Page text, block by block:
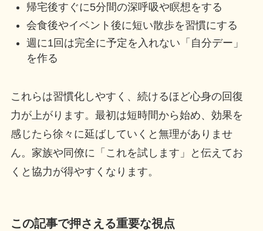
帰宅後すぐに5分間の深呼吸や瞑想をする
会食後やイベント後に短い散歩を習慣にする
週に1回は完全に予定を入れない「自分デー」
を作る
これらは習慣化しやすく、続けるほど心身の回復
力が上がります。最初は短時間から始め、効果を
感じたら徐々に延ばしていくと無理がありませ
ん。家族や同僚に「これを試します」と伝えてお
くと協力が得やすくなります。
この記事で押さえる重要な視点